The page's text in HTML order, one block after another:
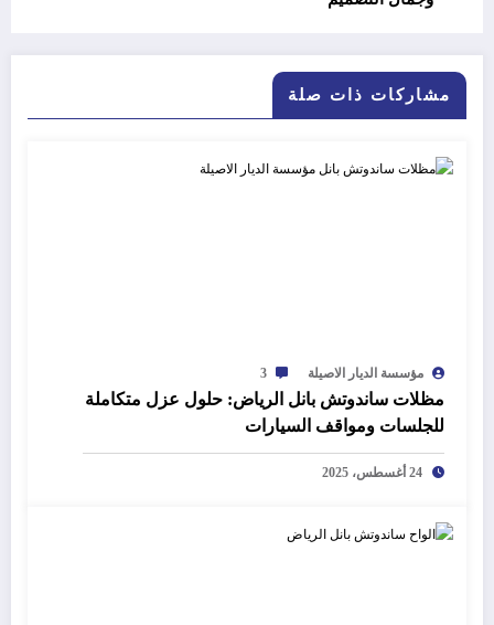
مشاركات ذات صلة
مؤسسة الديار الاصيلة 3
مظلات ساندوتش بانل الرياض: حلول عزل متكاملة
للجلسات ومواقف السيارات
24 أغسطس، 2025